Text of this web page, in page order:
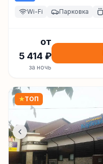
Wi-Fi Парковка
от
5 414 ₽
за ночь
★ТОП